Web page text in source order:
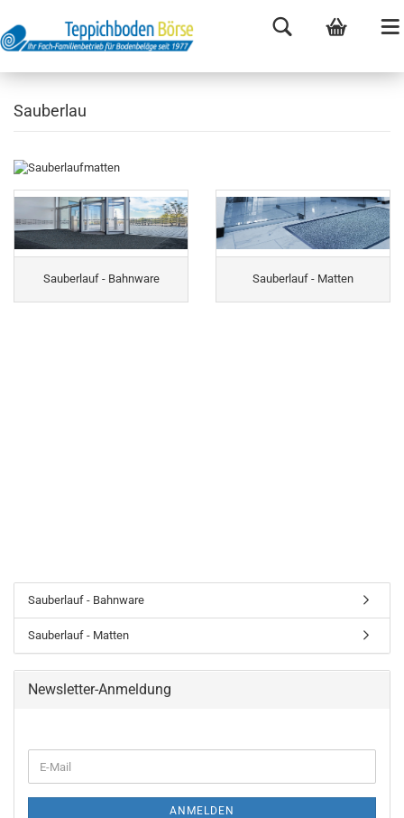
Sauberlau
Sauberlauf - Bahnware Sauberlauf - Matten
Sauberlauf - Bahnware
Sauberlauf - Matten
Newsletter-Anmeldung
ANMELDEN